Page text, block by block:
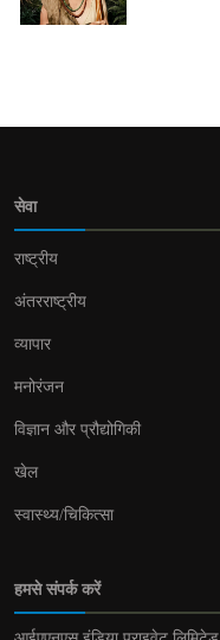
सेवा
राष्ट्रीय
अंतरराष्ट्रीय
व्यापार
मनोरंजन
विज्ञान और प्रौद्योगिकी
खेल
स्वास्थ्य/चिकित्सा
हमसे संपर्क करें